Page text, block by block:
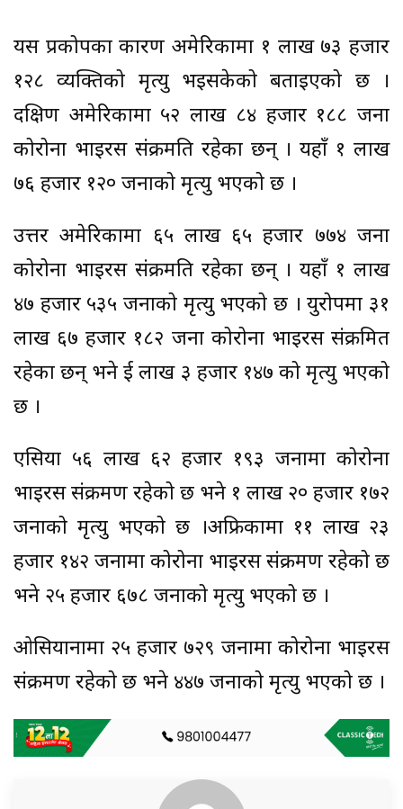
यस प्रकोपका कारण अमेरिकामा १ लाख ७३ हजार
१२८ व्यक्तिको मृत्यु भइसकेको बताइएको छ ।
दक्षिण अमेरिकामा ५२ लाख ८४ हजार १८८ जना
कोरोना भाइरस संक्रमति रहेका छन् । यहाँ १ लाख
७६ हजार १२० जनाको मृत्यु भएको छ ।
उत्तर अमेरिकामा ६५ लाख ६५ हजार ७७४ जना
कोरोना भाइरस संक्रमति रहेका छन् । यहाँ १ लाख
४७ हजार ५३५ जनाको मृत्यु भएको छ । युरोपमा ३१
लाख ६७ हजार १८२ जना कोरोना भाइरस संक्रमित
रहेका छन् भने दुई लाख ३ हजार १४७ को मृत्यु भएको
छ ।
एसिया ५६ लाख ६२ हजार १९३ जनामा कोरोना
भाइरस संक्रमण रहेको छ भने १ लाख २० हजार १७२
जनाको मृत्यु भएको छ ।अफ्रिकामा ११ लाख २३
हजार १४२ जनामा कोरोना भाइरस संक्रमण रहेको छ
भने २५ हजार ६७८ जनाको मृत्यु भएको छ ।
ओसियानामा २५ हजार ७२९ जनामा कोरोना भाइरस
संक्रमण रहेको छ भने ४४७ जनाको मृत्यु भएको छ ।